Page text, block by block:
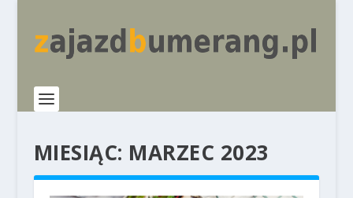
MIESIĄC: MARZEC 2023